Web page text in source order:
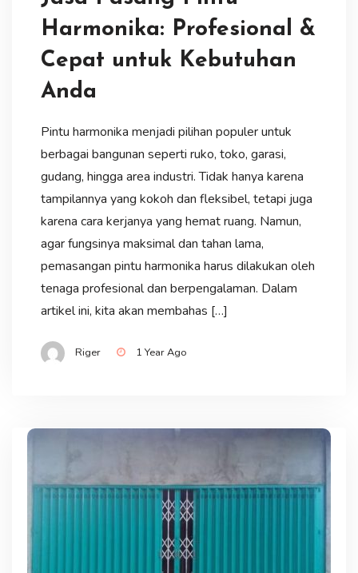
Harmonika: Profesional &
Cepat untuk Kebutuhan
Anda
Pintu harmonika menjadi pilihan populer untuk
berbagai bangunan seperti ruko, toko, garasi,
gudang, hingga area industri. Tidak hanya karena
tampilannya yang kokoh dan fleksibel, tetapi juga
karena cara kerjanya yang hemat ruang. Namun,
agar fungsinya maksimal dan tahan lama,
pemasangan pintu harmonika harus dilakukan oleh
tenaga profesional dan berpengalaman. Dalam
artikel ini, kita akan membahas […]
Riger 1 Year Ago